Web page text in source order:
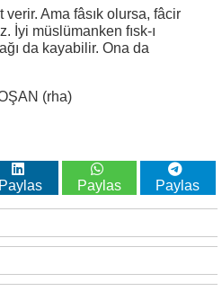
Ama fâsık olursa, fâcir
İyi müslümanken fısk-ı
da kayabilir. Ona da
(rha)
Paylas Paylas Paylas